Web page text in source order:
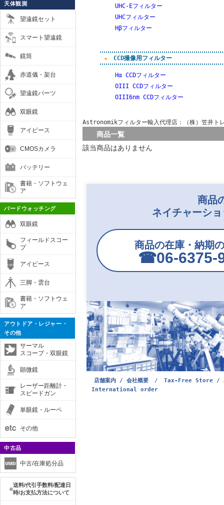
天体観測
望遠鏡セット
スマート望遠鏡
鏡筒
赤道儀・架台
望遠鏡パーツ
双眼鏡
アイピース
CMOSカメラ
バッテリー
書籍・ソフトウェ
ア
バードウォッチング
双眼鏡
フィールドスコー
プ
アイピース
三脚・雲台
書籍・ソフトウェ
ア
アウトドア・レジャー・
その他
サーマル
スコープ・双眼鏡
顕微鏡
レーザー距離計・
スピードガン
単眼鏡・ルーペ
その他
中古品
中古/在庫処分品
送料/代引手数料/配達日
時/お支払方法について
UHC-Eフィルター
UHCフィルター
Hβフィルター
★ CCD撮像用フィルター
Hα CCDフィルター
OIII CCDフィルター
OIII6nm CCDフィルター
Astronomikフィルター輸入代理店：（株）笠井ト
商品一覧
該当商品はありません
商品
ネイチャーシ
商品の在庫・納期
☎︎06-6375-
店舗案内 / 会社概要 /
Tax-Free Store /
International order